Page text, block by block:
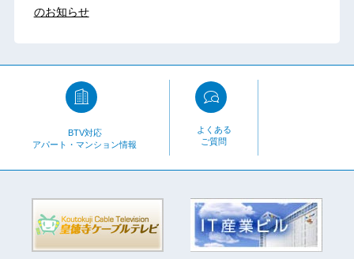
のお知らせ
BTV対応
アパート・マンション情報
よくある
ご質問